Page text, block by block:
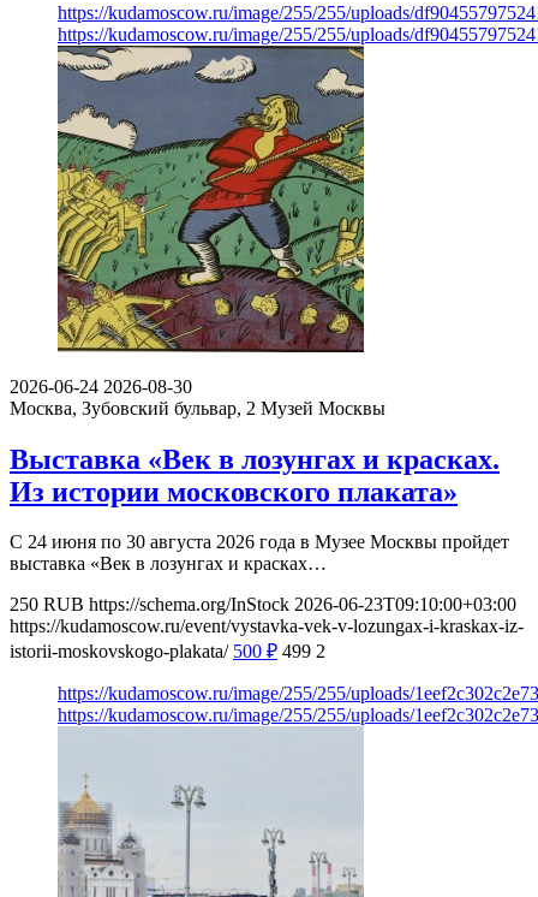
https://kudamoscow.ru/image/255/255/uploads/
https://kudamoscow.ru/image/255/255/uploads/
2026-06-24 2026-08-30
Москва, Зубовский бульвар, 2 Музей Москвы
Выставка «Век в лозунгах и красках.
Из истории московского плаката»
С 24 июня по 30 августа 2026 года в Музее Москвы пройдет
выставка «Век в лозунгах и красках…
250 RUB https://schema.org/InStock 2026-06-23T09:10:00+03:00
https://kudamoscow.ru/event/vystavka-vek-v-lozungax-i-kraskax-iz-
istorii-moskovskogo-plakata/ 500 ₽ 499 2
https://kudamoscow.ru/image/255/255/uploads/
https://kudamoscow.ru/image/255/255/uploads/